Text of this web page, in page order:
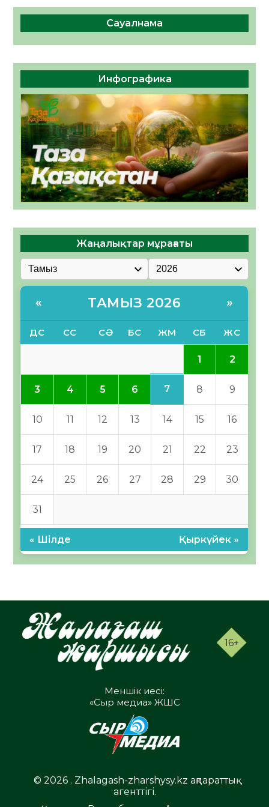
Сауалнама
Инфографика
Жаңалықтар мұрағаты
« ТАМЫЗ 2026 »
ДС СС СӘ БС ЖМ СБ ЖС
1 2
3 4 5 6 7 8 9
10 11 12 13 14 15 16
17 18 19 20 21 22 23
24 25 26 27 28 29 30
31
« Шілде Қыркүйек »
16+
Меншік иесі:
«Сыр медиа» ЖШС
© 2026 . Zhalagash-zharshysy.kz ақпараттық
агенттігі.